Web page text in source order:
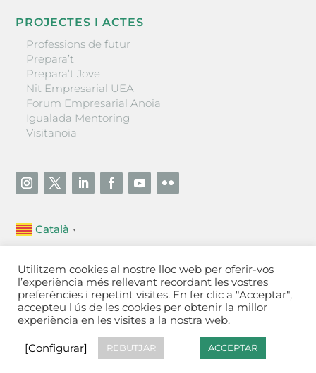
PROJECTES I ACTES
Professions de futur
Prepara’t
Prepara’t Jove
Nit Empresarial UEA
Forum Empresarial Anoia
Igualada Mentoring
Visitanoia
Català ▼
Unió Empresarial de l’Anoia (UEA)
Ctra. de Manresa, 131, 08700 – Igualada(Barcelona)
Tel 93 805 22 92
Contactar
de cookies [Configurar]
Fet a Igualada per Aladetres
Utilitzem cookies al nostre lloc web per oferir-vos
l’experiència més rellevant recordant les vostres
preferències i repetint visites. En fer clic a "Acceptar",
accepteu l'ús de les cookies per obtenir la millor
experiència en les visites a la nostra web.
[Configurar] REBUTJAR ACCEPTAR